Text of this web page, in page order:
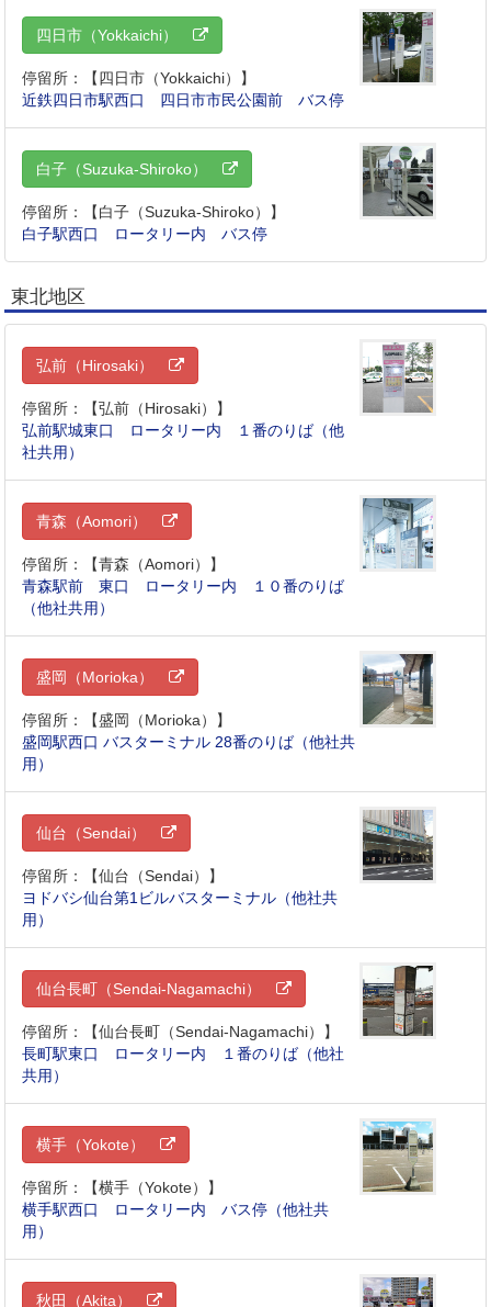
四日市（Yokkaichi）
停留所：【四日市（Yokkaichi）】
近鉄四日市駅西口 四日市市民公園前 バス停
白子（Suzuka-Shiroko）
停留所：【白子（Suzuka-Shiroko）】
白子駅西口 ロータリー内 バス停
東北地区
弘前（Hirosaki）
停留所：【弘前（Hirosaki）】
弘前駅城東口 ロータリー内 １番のりば（他
社共用）
青森（Aomori）
停留所：【青森（Aomori）】
青森駅前 東口 ロータリー内 １０番のりば
（他社共用）
盛岡（Morioka）
停留所：【盛岡（Morioka）】
盛岡駅西口 バスターミナル 28番のりば（他社共
用）
仙台（Sendai）
停留所：【仙台（Sendai）】
ヨドバシ仙台第1ビルバスターミナル（他社共
用）
仙台長町（Sendai-Nagamachi）
停留所：【仙台長町（Sendai-Nagamachi）】
長町駅東口 ロータリー内 １番のりば（他社
共用）
横手（Yokote）
停留所：【横手（Yokote）】
横手駅西口 ロータリー内 バス停（他社共
用）
秋田（Akita）